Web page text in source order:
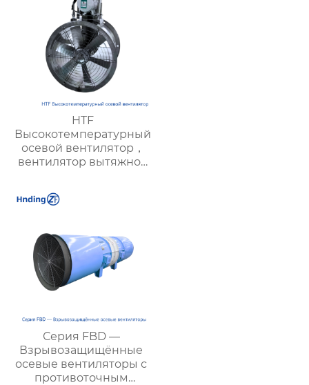
HTF
Высокотемпературный
осевой вентилятор，
вентилятор вытяжной
энергоэффективный,
необходим для
подходит для
современных
гражданских и
промышленных
объектов
Серия FBD —
Взрывозащищённые
осевые вентиляторы с
противоточным